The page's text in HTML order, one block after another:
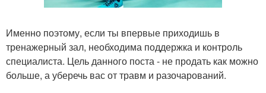
Именно поэтому, если ты впервые приходишь в
тренажерный зал, необходима поддержка и контроль
специалиста. Цель данного поста - не продать как можно
больше, а уберечь вас от травм и разочарований.